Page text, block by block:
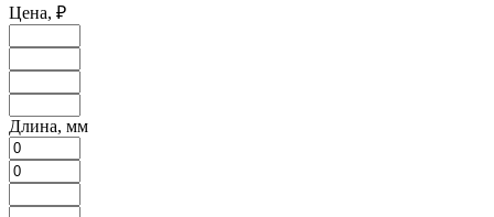
Цена, ₽
Длина, мм